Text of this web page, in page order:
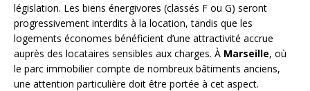
législation. Les biens énergivores (classés F ou G) seront
progressivement interdits à la location, tandis que les
logements économes bénéficient d’une attractivité accrue
auprès des locataires sensibles aux charges. À Marseille, où
le parc immobilier compte de nombreux bâtiments anciens,
une attention particulière doit être portée à cet aspect.